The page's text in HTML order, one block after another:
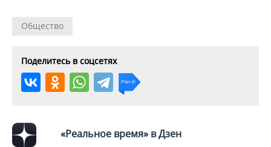
Общество
Поделитесь в соцсетях
«Реальное время» в Дзен